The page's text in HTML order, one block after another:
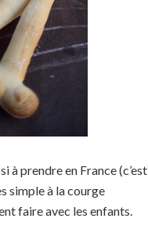
à prendre en France (c’est
simple à la courge
faire avec les enfants.